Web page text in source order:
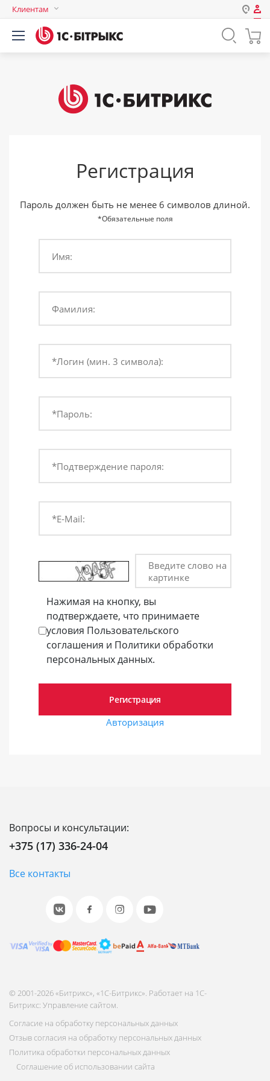
Клиентам
Авторизация
Логин
Запомнить меня на этом
компьютере
Забыли свой пароль?
Регистрация
Пароль должен быть не менее 6 символов длиной.
*Обязательные поля
Имя:
Фамилия:
*Логин (мин. 3 символа):
*Пароль:
*Подтверждение пароля:
*E-Mail:
Введите слово на
картинке
Нажимая на кнопку, вы
подтверждаете, что принимаете
условия Пользовательского
соглашения и Политики обработки
персональных данных.
Авторизация
Вопросы и консультации:
+375 (17) 336-24-04
Все контакты
© 2001-2026 «Битрикс», «1С-Битрикс». Работает на 1С-
Битрикс: Управление сайтом.
Согласие на обработку персональных данных
Отзыв согласия на обработку персональных данных
Политика обработки персональных данных
Соглашение об использовании сайта